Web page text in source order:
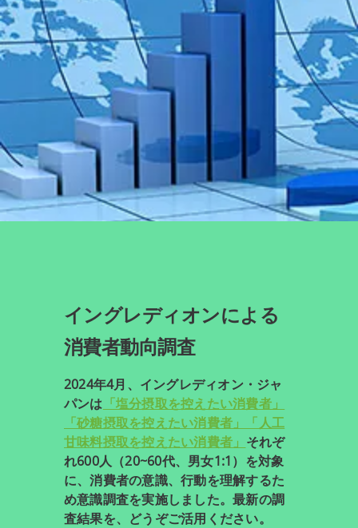
イングレディオンによる
消費者動向調査
2024年4月、イングレディオン・ジャ
パンは 「塩分摂取を控えたい消費者」
「砂糖摂取を控えたい消費者」「人工
甘味料摂取を控えたい消費者」 それぞ
れ600人（20~60代、男女1:1）を対象
に、消費者の意識、行動を理解するた
め意識調査を実施しました。最新の調
査結果を、どうぞご活用ください。